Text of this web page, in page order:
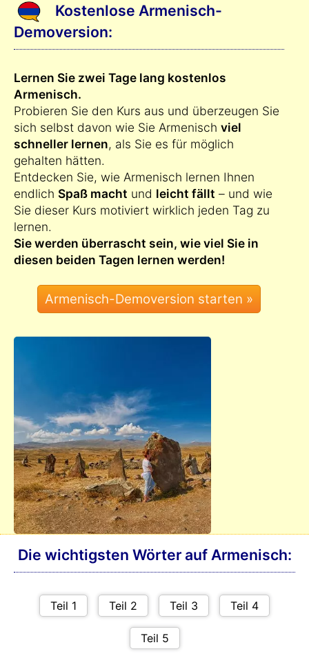
Kostenlose Armenisch-
Demoversion:
Lernen Sie zwei Tage lang kostenlos
Armenisch.
Probieren Sie den Kurs aus und überzeugen Sie
sich selbst davon wie Sie Armenisch viel
schneller lernen, als Sie es für möglich
gehalten hätten.
Entdecken Sie, wie Armenisch lernen Ihnen
endlich Spaß macht und leicht fällt – und wie
Sie dieser Kurs motiviert wirklich jeden Tag zu
lernen.
Sie werden überrascht sein, wie viel Sie in
diesen beiden Tagen lernen werden!
Die wichtigsten Wörter auf Armenisch: